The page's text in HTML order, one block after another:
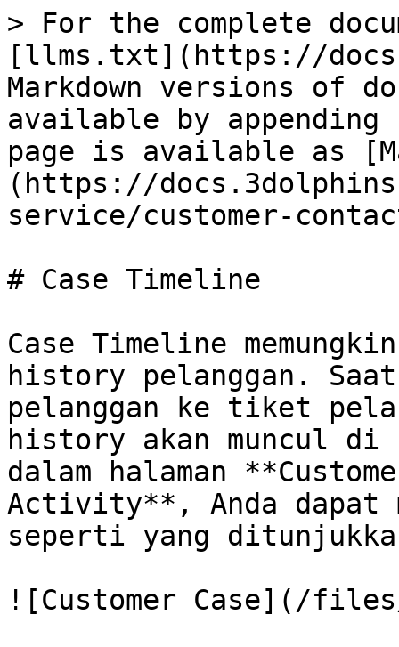
> For the complete
[llms.txt](https://
Markdown versions of
available by
page is available as
(https://
service/customer-
# Case Timeline
Case Timeline
history pelanggan. Saat
pelanggan ke tiket
history akan muncul di
dalam halaman
Activity**, Anda dapat
seperti yang
![Customer Case](/files/